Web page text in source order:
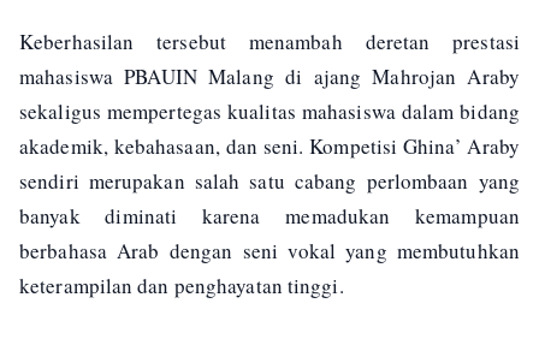
Keberhasilan tersebut menambah deretan prestasi
mahasiswa PBAUIN Malang di ajang Mahrojan Araby
sekaligus mempertegas kualitas mahasiswa dalam bidang
akademik, kebahasaan, dan seni. Kompetisi Ghina’ Araby
sendiri merupakan salah satu cabang perlombaan yang
banyak diminati karena memadukan kemampuan
berbahasa Arab dengan seni vokal yang membutuhkan
keterampilan dan penghayatan tinggi.